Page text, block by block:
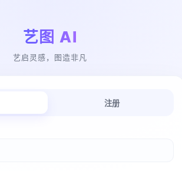
艺图 AI
艺启灵感，图造非凡
注册